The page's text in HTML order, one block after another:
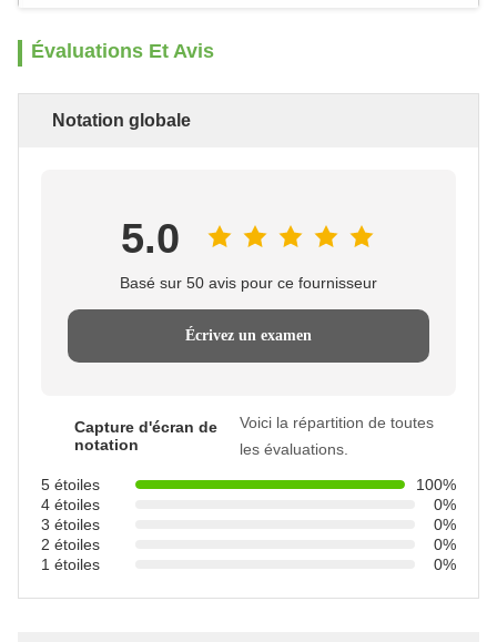
Évaluations Et Avis
Notation globale
5.0
Basé sur 50 avis pour ce fournisseur
Écrivez un examen
Capture d'écran de
notation
Voici la répartition de toutes
les évaluations.
5 étoiles
100%
4 étoiles
0%
3 étoiles
0%
2 étoiles
0%
1 étoiles
0%